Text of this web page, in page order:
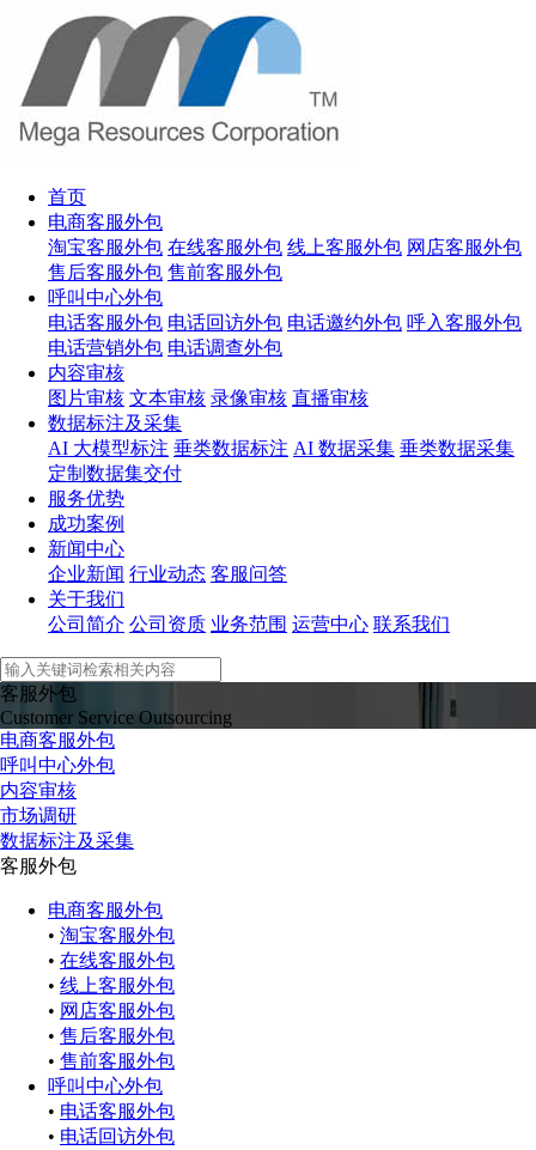
首页
电商客服外包
淘宝客服外包 在线客服外包 线上客服外包 网店客服外包
售后客服外包 售前客服外包
呼叫中心外包
电话客服外包 电话回访外包 电话邀约外包 呼入客服外包
电话营销外包 电话调查外包
内容审核
图片审核 文本审核 录像审核 直播审核
数据标注及采集
AI 大模型标注 垂类数据标注 AI 数据采集 垂类数据采集
定制数据集交付
服务优势
成功案例
新闻中心
企业新闻 行业动态 客服问答
关于我们
公司简介 公司资质 业务范围 运营中心 联系我们
客服外包
Customer Service Outsourcing
电商客服外包
呼叫中心外包
内容审核
市场调研
数据标注及采集
客服外包
电商客服外包
• 淘宝客服外包
• 在线客服外包
• 线上客服外包
• 网店客服外包
• 售后客服外包
• 售前客服外包
呼叫中心外包
• 电话客服外包
• 电话回访外包